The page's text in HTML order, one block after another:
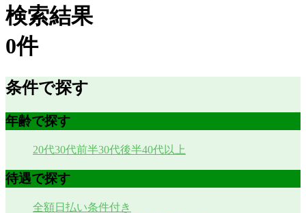
検索結果
0件
条件で探す
年齢で探す
20代30代前半30代後半40代以上
待遇で探す
全額日払い条件付き